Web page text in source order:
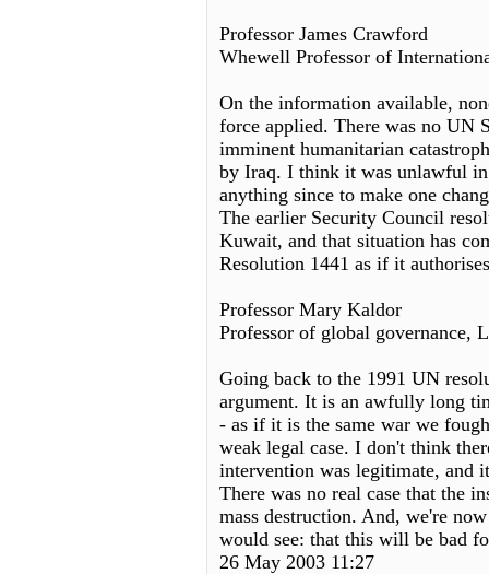
Professor James Crawford
Whewell Professor of
On the information available,
force applied. There was no UN
imminent humanitarian
by Iraq. I think it was unlawful
anything since to make one
The earlier Security Council
Kuwait, and that situation has
Resolution 1441 as if it
Professor Mary Kaldor
Professor of global governance,
Going back to the 1991 UN
argument. It is an awfully long
- as if it is the same war we
weak legal case. I don't think
intervention was legitimate, and
There was no real case that the
mass destruction. And, we're
would see: that this will be bad
26 May 2003 11:27